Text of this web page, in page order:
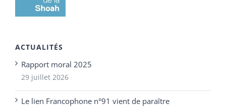
ACTUALITÉS
Rapport moral 2025
29 juillet 2026
Le lien Francophone n°91 vient de paraître